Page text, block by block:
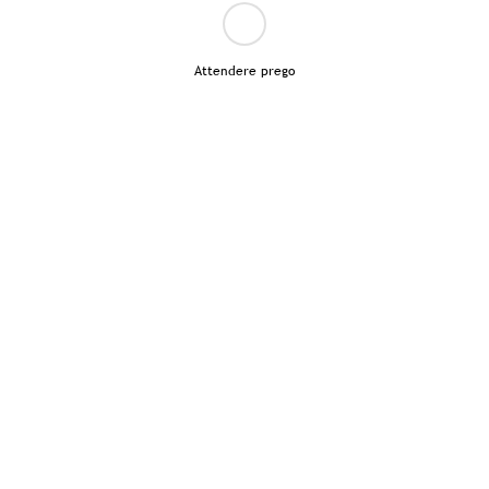
Attendere prego